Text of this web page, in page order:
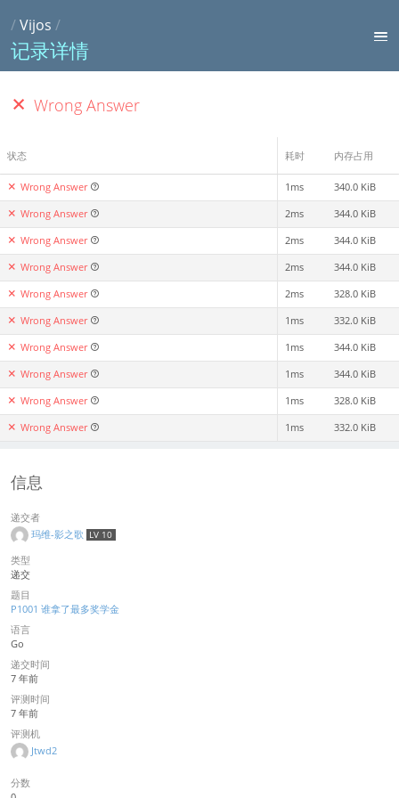
/Vijos /
记录详情
Wrong Answer
状态 耗时 内存占用
Wrong Answer 1ms 340.0 KiB
Wrong Answer 2ms 344.0 KiB
Wrong Answer 2ms 344.0 KiB
Wrong Answer 2ms 344.0 KiB
Wrong Answer 2ms 328.0 KiB
Wrong Answer 1ms 332.0 KiB
Wrong Answer 1ms 344.0 KiB
Wrong Answer 1ms 344.0 KiB
Wrong Answer 1ms 328.0 KiB
Wrong Answer 1ms 332.0 KiB
信息
递交者
玛维-影之歌 LV 10
类型
递交
题目
P1001 谁拿了最多奖学金
语言
Go
递交时间
7 年前
评测时间
7 年前
评测机
Jtwd2
分数